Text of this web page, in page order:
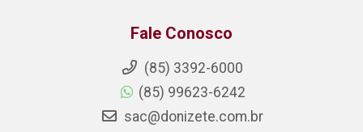
Fale Conosco
(85) 3392-6000
(85) 99623-6242
sac@donizete.com.br